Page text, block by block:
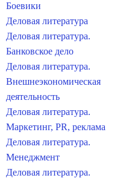
Боевики
Деловая литература
Деловая литература.
Банковское дело
Деловая литература.
Внешнеэкономическая
деятельность
Деловая литература.
Маркетинг, PR, реклама
Деловая литература.
Менеджмент
Деловая литература.